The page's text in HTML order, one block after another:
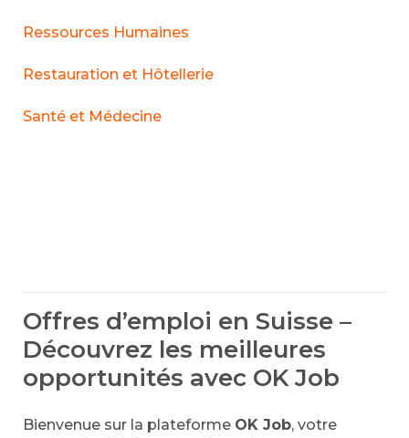
Ressources Humaines
Restauration et Hôtellerie
Santé et Médecine
Offres d’emploi en Suisse –
Découvrez les meilleures
opportunités avec OK Job
Bienvenue sur la plateforme OK Job, votre